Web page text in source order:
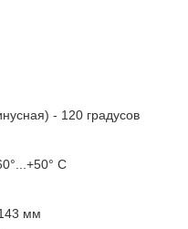
- 120 градусов
C
мм